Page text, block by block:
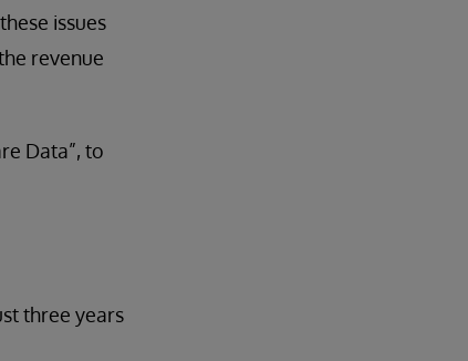
issues
revenue
Data”, to
three years